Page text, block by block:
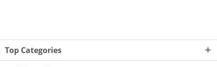
Top Categories